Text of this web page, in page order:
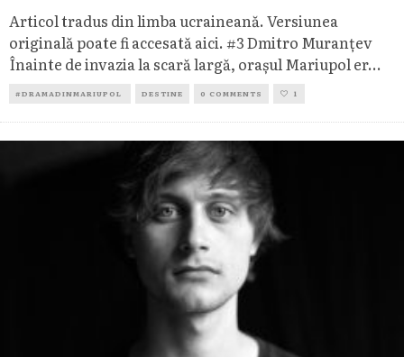
Articol tradus din limba ucraineană. Versiunea
originală poate fi accesată aici. #3 Dmitro Muranțev
Înainte de invazia la scară largă, orașul Mariupol er...
#DRAMADINMARIUPOL DESTINE 0 COMMENTS 1